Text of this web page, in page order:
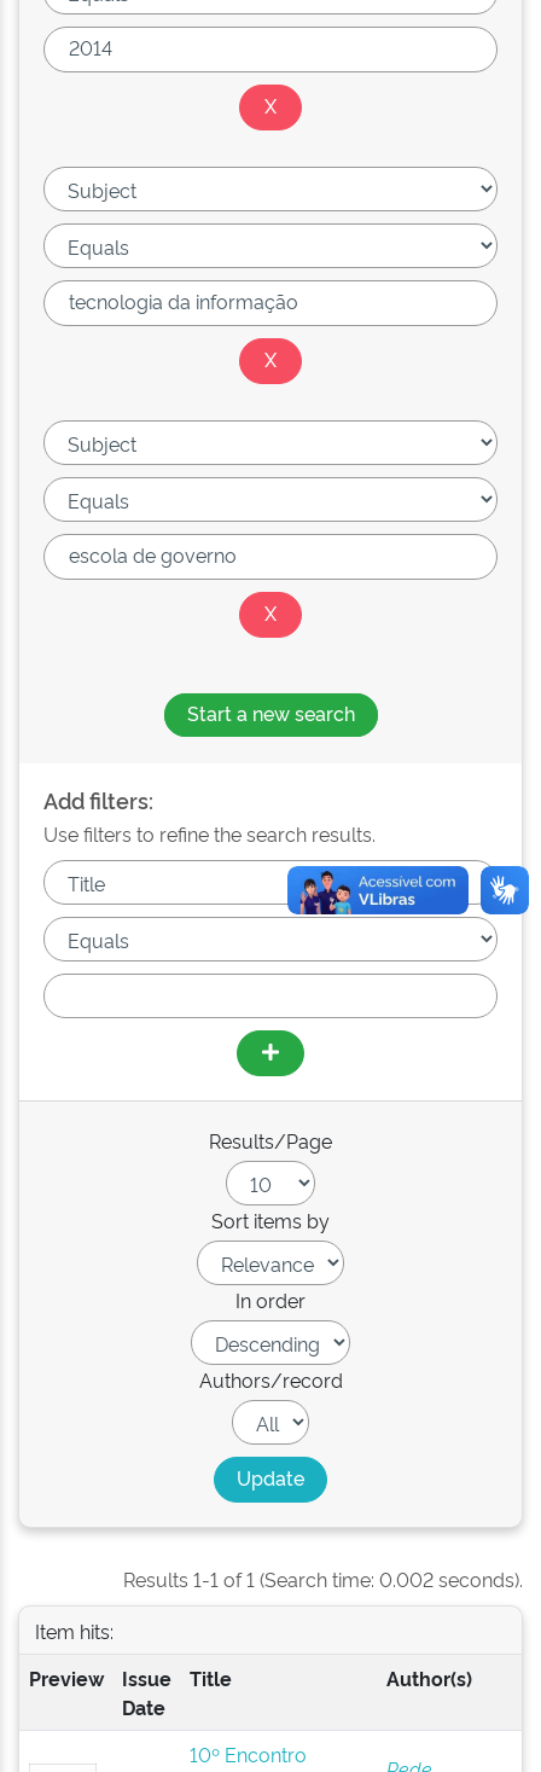
Start a new search
Add filters:
Use filters to refine the search results.
Results/Page
Sort items by
In order
Authors/record
Results 1-1 of 1 (Search time: 0.002 seconds).
Item hits:
Preview
Issue
Date
Title Author(s)
10º Encontro